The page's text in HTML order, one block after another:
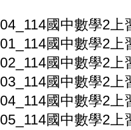
04_114國中數學2上
01_114國中數學2上
02_114國中數學2上
03_114國中數學2上
04_114國中數學2上
05_114國中數學2上